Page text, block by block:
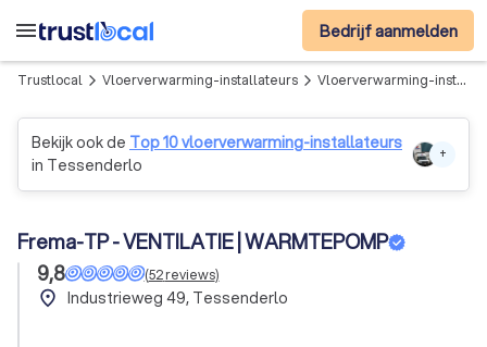
menu Bedrijf aanmelden
Trustlocal arrow_forward_ios Vloerverwarming-installateurs arrow_forward_ios Vloerverwarming-installateurs in Tessenderlo
Bekijk ook de Top 10 vloerverwarming-installateurs
in Tessenderlo
+
Frema-TP - VENTILATIE | WARMTEPOMP
9,8
(52reviews)
place Industrieweg 49, Tessenderlo